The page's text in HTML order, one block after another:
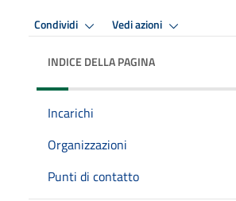
Condividi Vedi azioni
INDICE DELLA PAGINA
Incarichi
Organizzazioni
Punti di contatto